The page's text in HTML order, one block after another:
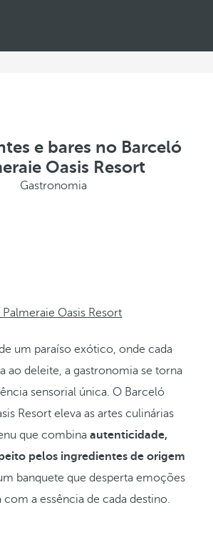
e bares no Barceló
Oasis Resort
Gastronomia
Oasis Resort
um paraíso exótico, onde cada
ao deleite, a gastronomia se torna
sensorial única. O Barceló
Resort eleva as artes culinárias
que combina autenticidade,
pelos ingredientes de origem
banquete que desperta emoções
com a essência de cada destino.